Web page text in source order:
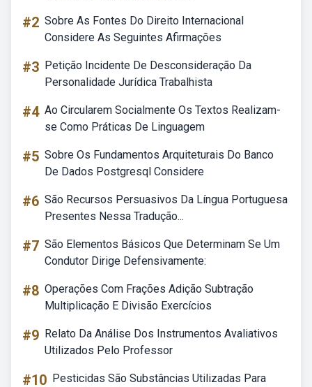
#2 Sobre As Fontes Do Direito Internacional
Considere As Seguintes Afirmações
#3 Petição Incidente De Desconsideração Da
Personalidade Jurídica Trabalhista
#4 Ao Circularem Socialmente Os Textos Realizam-
se Como Práticas De Linguagem
#5 Sobre Os Fundamentos Arquiteturais Do Banco
De Dados Postgresql Considere
#6 São Recursos Persuasivos Da Língua Portuguesa
Presentes Nessa Tradução...
#7 São Elementos Básicos Que Determinam Se Um
Condutor Dirige Defensivamente:
#8 Operações Com Frações Adição Subtração
Multiplicação E Divisão Exercícios
#9 Relato Da Análise Dos Instrumentos Avaliativos
Utilizados Pelo Professor
#10 Pesticidas São Substâncias Utilizadas Para